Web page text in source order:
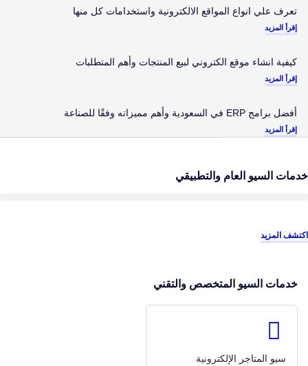
تعرف علي انواع المواقع الالكترونية واستخدامات كل منها
إقرأ المزيد
كيفية انشاء موقع الكتروني لبيع المنتجات وأهم المتطلبات
إقرأ المزيد
أفضل برامج ERP في السعودية وأهم مميزاته وفقًا للصناعة
إقرأ المزيد
خدمات السيو العام والتطبيقي
اكتشف المزيد
خدمات السيو المتخصص والتقني
سيو المتاجر الإلكترونية